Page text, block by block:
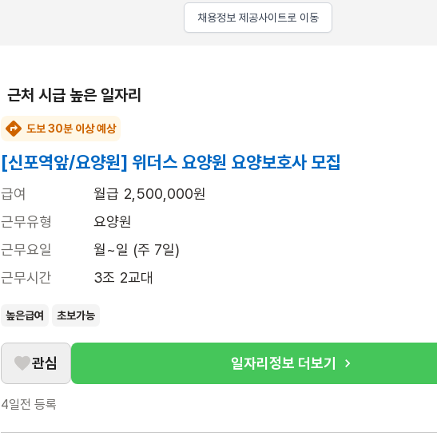
채용정보 제공사이트로 이동
근처 시급 높은 일자리
도보 30분 이상 예상
[신포역앞/요양원] 위더스 요양원 요양보호사 모집
급여
월급 2,500,000원
근무유형
요양원
근무요일
월~일 (주 7일)
근무시간
3조 2교대
높은급여 초보가능
관심 일자리정보 더보기
4일전 등록